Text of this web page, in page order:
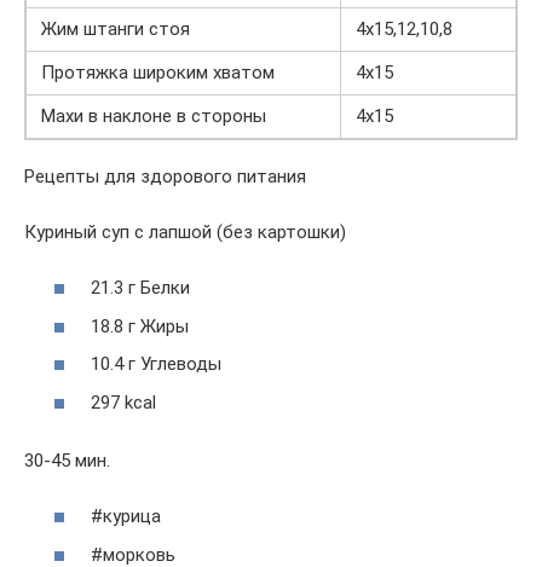
Жим штанги стоя
4х15,12,10,8
Протяжка широким хватом
4х15
Махи в наклоне в стороны
4х15
Рецепты для здорового питания
Куриный суп с лапшой (без картошки)
21.3 г Белки
18.8 г Жиры
10.4 г Углеводы
297 kcal
30-45 мин.
#курица
#морковь